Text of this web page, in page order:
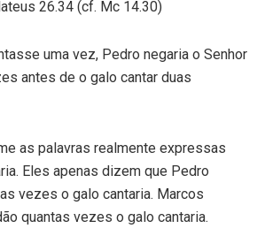
26.34 (cf. Mc 14.30)
uma vez, Pedro negaria o Senhor
antes de o galo cantar duas
as palavras realmente expressas
Eles apenas dizem que Pedro
vezes o galo cantaria. Marcos
quantas vezes o galo cantaria.